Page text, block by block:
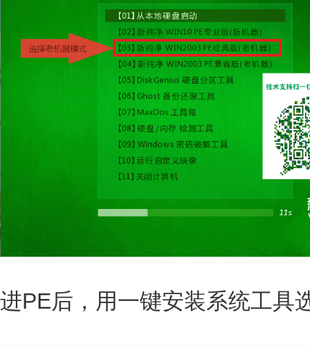
进PE后，用一键安装系统工具